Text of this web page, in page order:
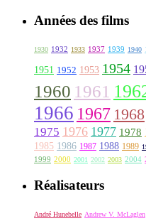
Années des films
1930 1932 1933 1937 1939 1940
1951 1952 1953 1954
1960 1961
1966 1967 1968
1975 1976 1977 1978
1985 1986 1987 1988 1989
1999 2000 2001 2002 2003 2004
Réalisateurs
André Hunebelle Andrew V. McLaglen